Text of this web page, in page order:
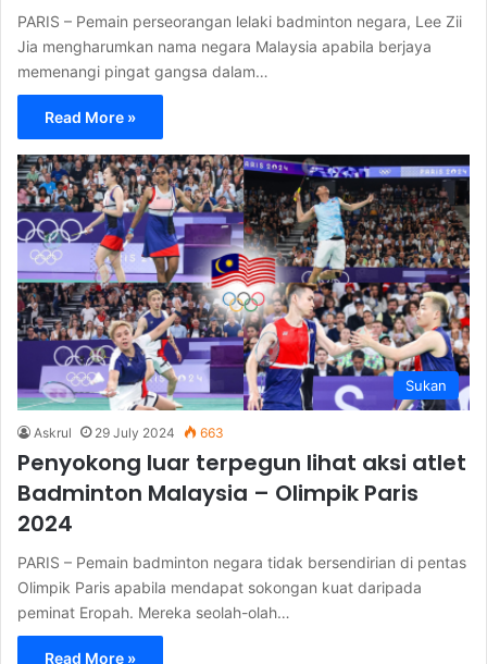
PARIS – Pemain perseorangan lelaki badminton negara, Lee Zii
Jia mengharumkan nama negara Malaysia apabila berjaya
memenangi pingat gangsa dalam…
Read More »
Sukan
Askrul 29 July 2024 663
Penyokong luar terpegun lihat aksi atlet
Badminton Malaysia – Olimpik Paris
2024
PARIS – Pemain badminton negara tidak bersendirian di pentas
Olimpik Paris apabila mendapat sokongan kuat daripada
peminat Eropah. Mereka seolah-olah…
Read More »